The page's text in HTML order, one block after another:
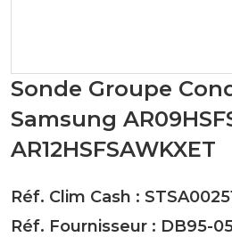
Sonde Groupe
Samsung
AR12HSFSAWKXET
Réf. Clim Cash :
Réf. Fournisseur : DB95-